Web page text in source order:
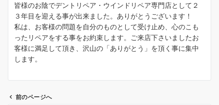
皆様のお陰でデントリペア・ウインドリペア専門店として２
３年目を迎える事が出来ました。ありがとうございます！
私は、お客様の問題を自分のものとして受け止め、心のこも
ったリペアをする事をお約束します。ご来店下さいましたお
客様に満足して頂き、沢山の「ありがとう」を頂く事に集中
します。
前のページへ